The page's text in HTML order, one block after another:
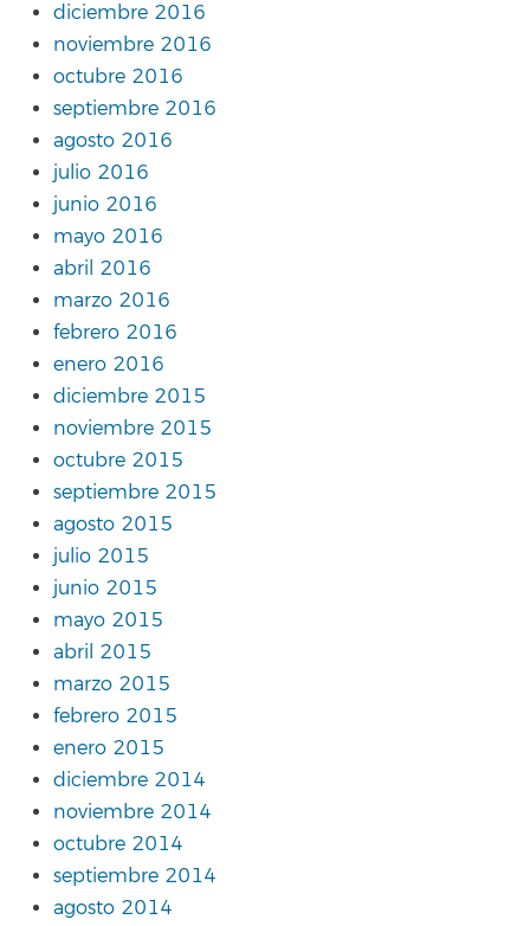
diciembre 2016
noviembre 2016
octubre 2016
septiembre 2016
agosto 2016
julio 2016
junio 2016
mayo 2016
abril 2016
marzo 2016
febrero 2016
enero 2016
diciembre 2015
noviembre 2015
octubre 2015
septiembre 2015
agosto 2015
julio 2015
junio 2015
mayo 2015
abril 2015
marzo 2015
febrero 2015
enero 2015
diciembre 2014
noviembre 2014
octubre 2014
septiembre 2014
agosto 2014